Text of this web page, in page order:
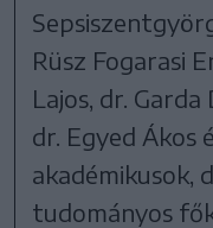
Rüsz Fogarasi
Lajos, dr.
dr. Egyed Ákos
akadémikusok,
tudományos